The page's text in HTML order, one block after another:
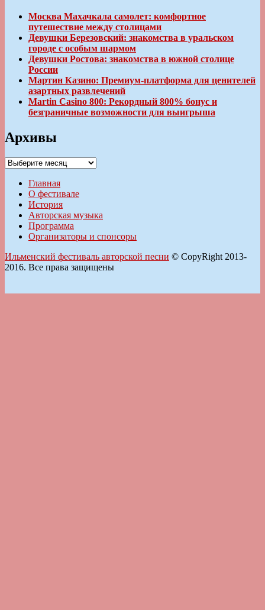
Москва Махачкала самолет: комфортное
путешествие между столицами
Девушки Березовский: знакомства в уральском
городе с особым шармом
Девушки Ростова: знакомства в южной столице
России
Мартин Казино: Премиум-платформа для ценителей
азартных развлечений
Martin Casino 800: Рекордный 800% бонус и
безграничные возможности для выигрыша
Архивы
Архивы
Главная
О фестивале
История
Авторская музыка
Программа
Организаторы и спонсоры
Ильменский фестиваль авторской песни © CopyRight 2013-
2016. Все права защищены